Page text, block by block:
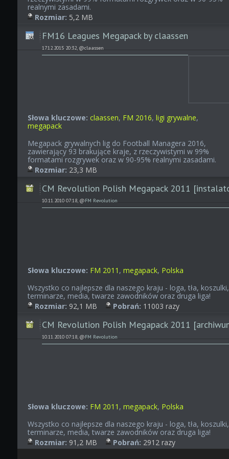
realnymi zasadami.
Rozmiar: 5,2 MB
FM16 Leagues Megapack by claassen
17.12.2015 20:32, @claassen
Słowa kluczowe: claassen, FM 2016, ligi grywalne,
megapack
Megapack grywalnych lig do Football Managera 2016,
zawierający 93 brakujące kraje, z rzeczywistymi w 99%
formatami rozgrywek oraz w 90-95% realnymi zasadami.
Rozmiar: 23,3 MB
CM Revolution Polish Megapack 2011
10.11.2010 07:18, @FM Revolution
Słowa kluczowe: FM 2011 , megapack, Polska
Wszystko co najlepsze dla naszego kraju - loga, tła, koszulki,
terminarze, media, twarze zawodników oraz druga liga!
Rozmiar: 92,1 MB Pobrań: 11003 razy
CM Revolution Polish Megapack 2011
10.11.2010 07:18, @FM Revolution
Słowa kluczowe: FM 2011 , megapack, Polska
Wszystko co najlepsze dla naszego kraju - loga, tła, koszulki,
terminarze, media, twarze zawodników oraz druga liga!
Rozmiar: 91,2 MB Pobrań: 2912 razy